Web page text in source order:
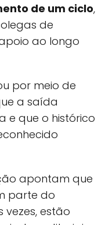
de um ciclo,
de
ao longo
por meio de
a saída
e que o histórico
apontam que
parte do
vezes, estão